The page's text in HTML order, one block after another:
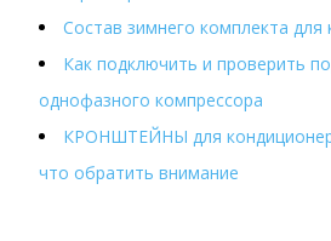
Состав зимнего комплекта для
Как подключить и проверить
однофазного компрессора
КРОНШТЕЙНЫ для
что обратить внимание